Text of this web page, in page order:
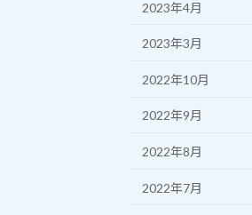
2023年4月
2023年3月
2022年10月
2022年9月
2022年8月
2022年7月